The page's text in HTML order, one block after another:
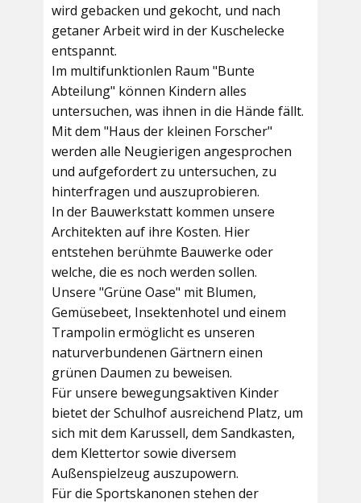
wird gebacken und gekocht, und nach
getaner Arbeit wird in der Kuschelecke
entspannt.
Im multifunktionlen Raum "Bunte
Abteilung" können Kindern alles
untersuchen, was ihnen in die Hände fällt.
Mit dem "Haus der kleinen Forscher"
werden alle Neugierigen angesprochen
und aufgefordert zu untersuchen, zu
hinterfragen und auszuprobieren.
In der Bauwerkstatt kommen unsere
Architekten auf ihre Kosten. Hier
entstehen berühmte Bauwerke oder
welche, die es noch werden sollen.
Unsere "Grüne Oase" mit Blumen,
Gemüsebeet, Insektenhotel und einem
Trampolin ermöglicht es unseren
naturverbundenen Gärtnern einen
grünen Daumen zu beweisen.
Für unsere bewegungsaktiven Kinder
bietet derSchulhofausreichend Platz, um
sich mit dem Karussell, dem Sandkasten,
dem Klettertor sowie diversem
Außenspielzeug auszupowern.
Für die Sportskanonen stehen der